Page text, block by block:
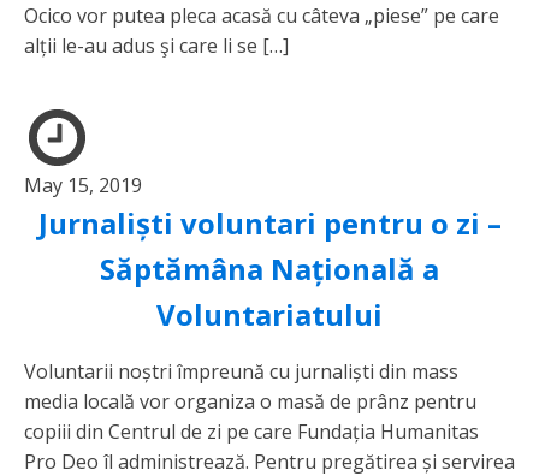
Ocico vor putea pleca acasă cu câteva „piese” pe care
alții le-au adus şi care li se […]
May 15, 2019
Jurnaliști voluntari pentru o zi –
Săptămâna Națională a
Voluntariatului
Voluntarii noștri împreună cu jurnaliști din mass
media locală vor organiza o masă de prânz pentru
copiii din Centrul de zi pe care Fundația Humanitas
Pro Deo îl administrează. Pentru pregătirea și servirea